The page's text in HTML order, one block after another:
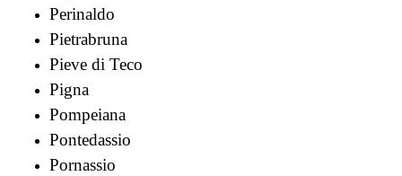
Perinaldo
Pietrabruna
Pieve di Teco
Pigna
Pompeiana
Pontedassio
Pornassio